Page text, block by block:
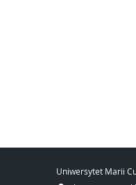
Uniwersytet Marii